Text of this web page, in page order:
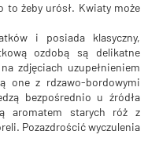
to żeby urósł. Kwiaty może
i posiada klasyczny,
ozdobą są delikatne
zdjęciach uzupełnieniem
one z rdzawo-bordowymi
bezpośrednio u źródła
aromatem starych róż z
Pozazdrościć wyczulenia